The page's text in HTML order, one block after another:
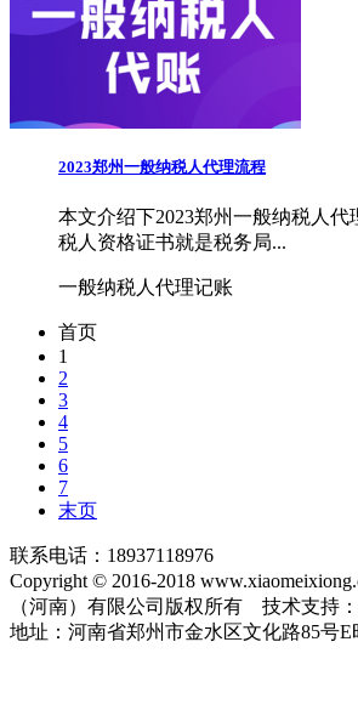
2023郑州一般纳税人代理流程
本文介绍下2023郑州一般纳税人代
税人资格证书就是税务局...
一般纳税人代理记账
首页
1
2
3
4
5
6
7
末页
联系电话：18937118976
Copyright © 2016-2018
（河南）有限公司版权所有 技术支持：
地址：河南省郑州市金水区文化路85号E